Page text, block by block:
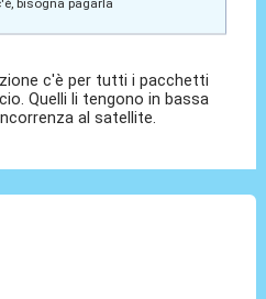
bisogna pagarla
c'è per tutti i pacchetti
Quelli li tengono in bassa
al satellite.